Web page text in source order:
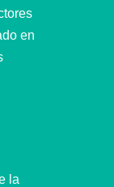
en
la